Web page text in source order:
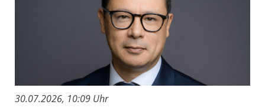
30.07.2026, 10:09 Uhr